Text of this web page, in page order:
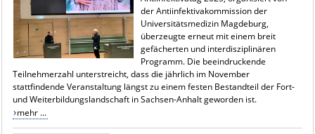
der Antiinfektivakommission der
Universitätsmedizin Magdeburg,
überzeugte erneut mit einem breit
gefächerten und interdisziplinären
Programm. Die beeindruckende
Teilnehmerzahl unterstreicht, dass die jährlich im November
stattfindende Veranstaltung längst zu einem festen Bestandteil der Fort-
und Weiterbildungslandschaft in Sachsen-Anhalt geworden ist.
mehr ...